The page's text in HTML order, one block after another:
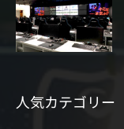
人気カテゴリー